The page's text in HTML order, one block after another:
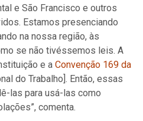
e São Francisco e outros
Estamos presenciando
na nossa região, às
se não tivéssemos leis. A
e a Convenção 169 da
do Trabalho]. Então, essas
las para usá-las como
comenta.